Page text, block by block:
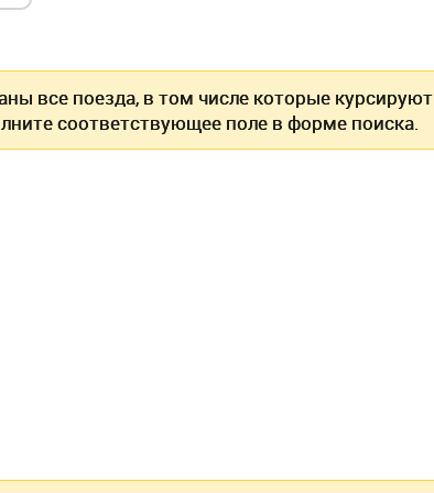
все поезда, в том числе которые курсируют
соответствующее поле в форме поиска.